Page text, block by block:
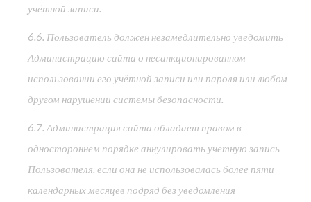
учётной записи.
6.6. Пользователь должен незамедлительно уведомить
Администрацию сайта о несанкционированном
использовании его учётной записи или пароля или любом
другом нарушении системы безопасности.
6.7. Администрация сайта обладает правом в
одностороннем порядке аннулировать учетную запись
Пользователя, если она не использовалась более пяти
календарных месяцев подряд без уведомления